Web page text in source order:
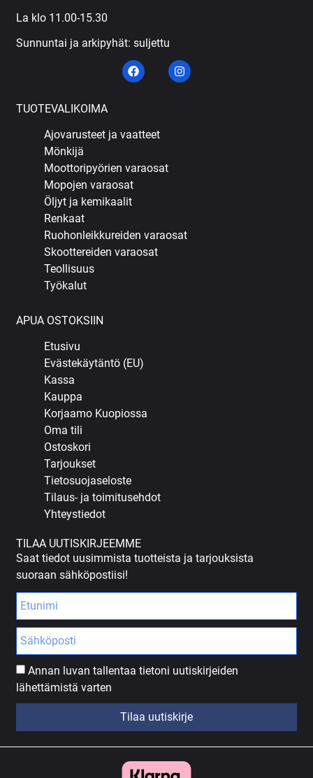
La klo 11.00-15.30
Sunnuntai ja arkipyhät: suljettu
TUOTEVALIKOIMA
Ajovarusteet ja vaatteet
Mönkijä
Moottoripyörien varaosat
Mopojen varaosat
Öljyt ja kemikaalit
Renkaat
Ruohonleikkureiden varaosat
Skoottereiden varaosat
Teollisuus
Työkalut
APUA OSTOKSIIN
Etusivu
Evästekäytäntö (EU)
Kassa
Kauppa
Korjaamo Kuopiossa
Oma tili
Ostoskori
Tarjoukset
Tietosuojaseloste
Tilaus- ja toimitusehdot
Yhteystiedot
TILAA UUTISKIRJEEMME
Saat tiedot uusimmista tuotteista ja tarjouksista
suoraan sähköpostiisi!
Annan luvan tallentaa tietoni uutiskirjeiden
lähettämistä varten
Tilaa uutiskirje